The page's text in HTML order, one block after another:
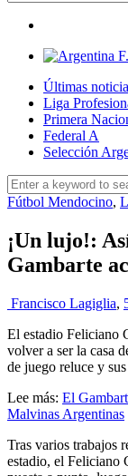
Últimas
Liga
Primera
Federal A
Selección
Fútbol Mendocino,
¡Un lujo!:
Gambarte
Francisco Lagiglia,
El estadio Feliciano
volver a ser la casa
de juego reluce y
Lee más: El
Malvinas Argentinas
Tras varios trabajos
estadio, el Feliciano